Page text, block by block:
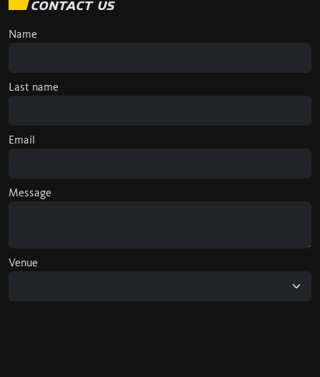
CONTACT US
Name
Last name
Email
Message
Venue